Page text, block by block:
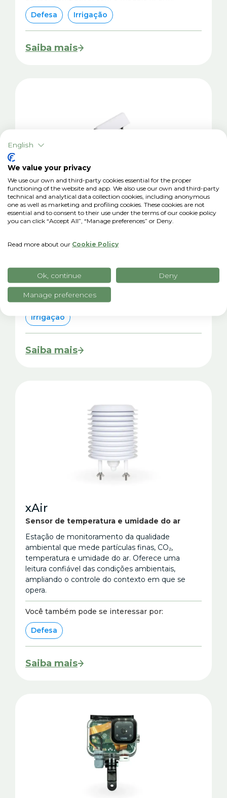
Defesa Irrigação
Saiba mais
xSoil
Sensor de umidade do solo
hídrico diretamente no solo. Detecta condições
um parâmetro não visível em um dado confiável
para gerenciar a irrigação com maior precisão.
Sensor compatível com o módulo xFarm:
Irrigação
Saiba mais
xAir
Sensor de temperatura e umidade do ar
Estação de monitoramento da qualidade
ambiental que mede partículas finas, CO₂,
temperatura e umidade do ar. Oferece uma
leitura confiável das condições ambientais,
ampliando o controle do contexto em que se
opera.
Você também pode se interessar por:
Defesa
Saiba mais
English
We value your privacy
We use our own and third-party cookies essential for the proper
functioning of the website and app. We also use our own and third-party
technical and analytical data collection cookies, including anonymous
one as well as marketing and profiling cookies. These cookies are not
essential and to consent to their use under the terms of our cookie policy
you can click “Accept All”, “Manage preferences” or Deny.
Read more about our Cookie Policy
Ok, continue Deny
Manage preferences